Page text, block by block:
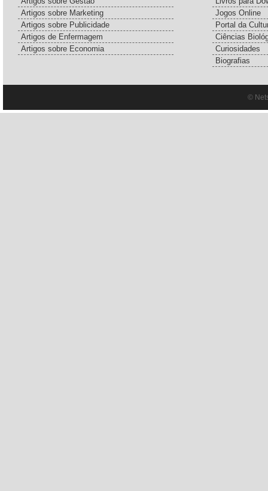
Artigos sobre Marketing
Artigos sobre Publicidade
Artigos de Enfermagem
Artigos sobre Economia
Jogos Online
Portal da
Ciências
Curiosidades
Biografias
©